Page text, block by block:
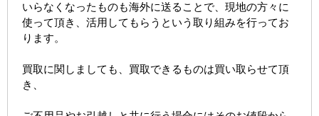
いらなくなったものも海外に送ることで、現地の方々に
使って頂き、活用してもらうという取り組みを行ってお
ります。
買取に関しましても、買取できるものは買い取らせて頂
き、